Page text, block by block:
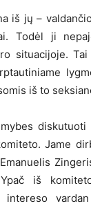
iš jų –
Todėl ji
situacijoje.
iš to
Jame
iš